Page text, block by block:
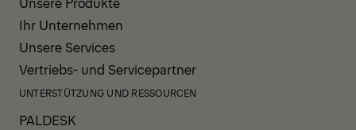
Ihr Unternehmen
Unsere Services
Vertriebs- und Servicepartner
UNTERSTÜTZUNG UND RESSOURCEN
PALDESK